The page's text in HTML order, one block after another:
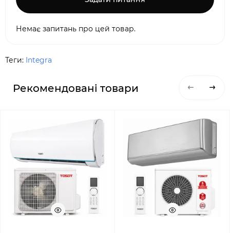
Немає запитань про цей товар.
Теги: Integra
Рекомендовані товари